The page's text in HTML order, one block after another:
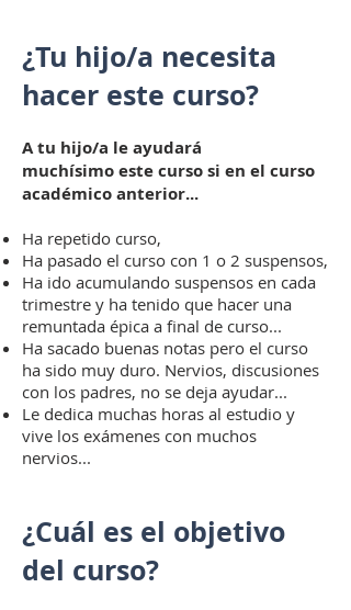
¿Tu hijo/a necesita
hacer este curso?
A tu hijo/a le ayudará
muchísimo este curso si en el curso
académico anterior...
Ha repetido curso,
Ha pasado el curso con 1 o 2 suspensos,
Ha ido acumulando suspensos en cada
trimestre y ha tenido que hacer una
remuntada épica a final de curso...
Ha sacado buenas notas pero el curso
ha sido muy duro. Nervios, discusiones
con los padres, no se deja ayudar...
Le dedica muchas horas al estudio y
vive los exámenes con muchos
nervios...
¿Cuál es el objetivo
del curso?